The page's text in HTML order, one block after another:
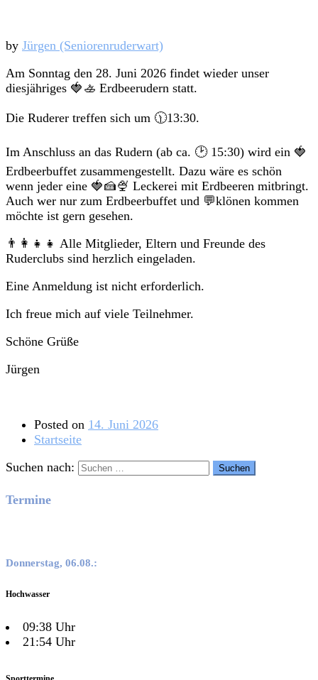
by Jürgen (Seniorenruderwart)
Am Sonntag den 28. Juni 2026 findet wieder unser
diesjähriges 🍓🚣 Erdbeerudern statt.
Die Ruderer treffen sich um 🕦13:30.
Im Anschluss an das Rudern (ab ca. 🕑 15:30) wird ein 🍓
Erdbeerbuffet zusammengestellt. Dazu wäre es schön
wenn jeder eine 🍓🍰🍨 Leckerei mit Erdbeeren mitbringt.
Auch wer nur zum Erdbeerbuffet und 💬klönen kommen
möchte ist gern gesehen.
👨‍👩‍👧‍👧 Alle Mitglieder, Eltern und Freunde des
Ruderclubs sind herzlich eingeladen.
Eine Anmeldung ist nicht erforderlich.
Ich freue mich auf viele Teilnehmer.
Schöne Grüße
Jürgen
Posted on 14. Juni 2026
Startseite
Suchen nach:
Termine
Donnerstag, 06.08.:
Hochwasser
09:38 Uhr
21:54 Uhr